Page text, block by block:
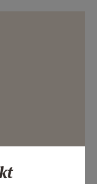
Gent